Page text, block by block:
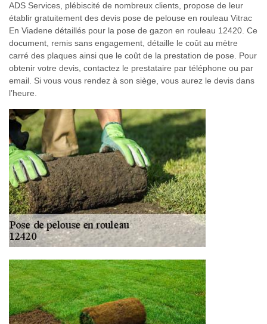
ADS Services, plébiscité de nombreux clients, propose de leur
établir gratuitement des devis pose de pelouse en rouleau Vitrac
En Viadene détaillés pour la pose de gazon en rouleau 12420. Ce
document, remis sans engagement, détaille le coût au mètre
carré des plaques ainsi que le coût de la prestation de pose. Pour
obtenir votre devis, contactez le prestataire par téléphone ou par
email. Si vous vous rendez à son siège, vous aurez le devis dans
l’heure.